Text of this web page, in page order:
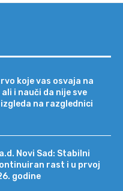
koje vas osvaja na
i nauči da nije sve
na razglednici
Novi Sad: Stabilni
rast i u prvoj
godine